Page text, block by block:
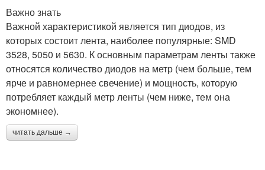
Важно знать
Важной характеристикой является тип диодов, из
которых состоит лента, наиболее популярные: SMD
3528, 5050 и 5630. К основным параметрам ленты также
относятся количество диодов на метр (чем больше, тем
ярче и равномернее свечение) и мощность, которую
потребляет каждый метр ленты (чем ниже, тем она
экономнее).
читать дальше →